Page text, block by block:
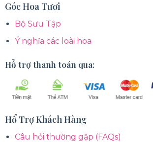
Góc Hoa Tươi
Bộ Sưu Tập
Ý nghĩa các loài hoa
Hỗ trợ thanh toán qua:
Hổ Trợ Khách Hàng
Câu hỏi thường gặp (FAQs)